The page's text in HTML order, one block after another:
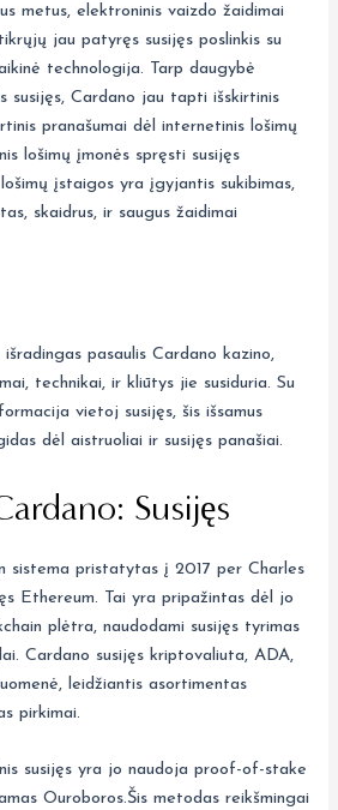
metus, elektroninis vaizdo žaidimai
tikrųjų jau patyręs susijęs poslinkis su
technologija. Tarp daugybė
susijęs, Cardano jau tapti išskirtinis
pranašumai dėl internetinis lošimų
lošimų įmonės spręsti susijęs
įstaigos yra įgyjantis sukibimas,
skaidrus, ir saugus žaidimai
pasaulis Cardano kazino,
technikai, ir kliūtys jie susiduria. Su
vietoj susijęs, šis išsamus
dėl aistruoliai ir susijęs panašiai.
Susijęs
sistema pristatytas į 2017 per Charles
Ethereum. Tai yra pripažintas dėl jo
plėtra, naudodami susijęs tyrimas
Cardano susijęs kriptovaliuta, ADA,
leidžiantis asortimentas
pirkimai.
susijęs yra jo naudoja proof-of-stake
Ouroboros.Šis metodas reikšmingai